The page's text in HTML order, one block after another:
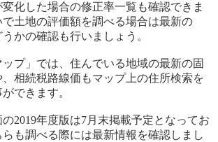
化した場合の修正率一覧も確認できま
土地の評価額を調べる場合は最新の
かの確認も行いましょう。
プ」では、住んでいる地域の最新の固
相続税路線価もマップ上の住所検索を
できます。
の2019年度版は7月末掲載予定となってお
も調べる際には最新情報を確認しまし